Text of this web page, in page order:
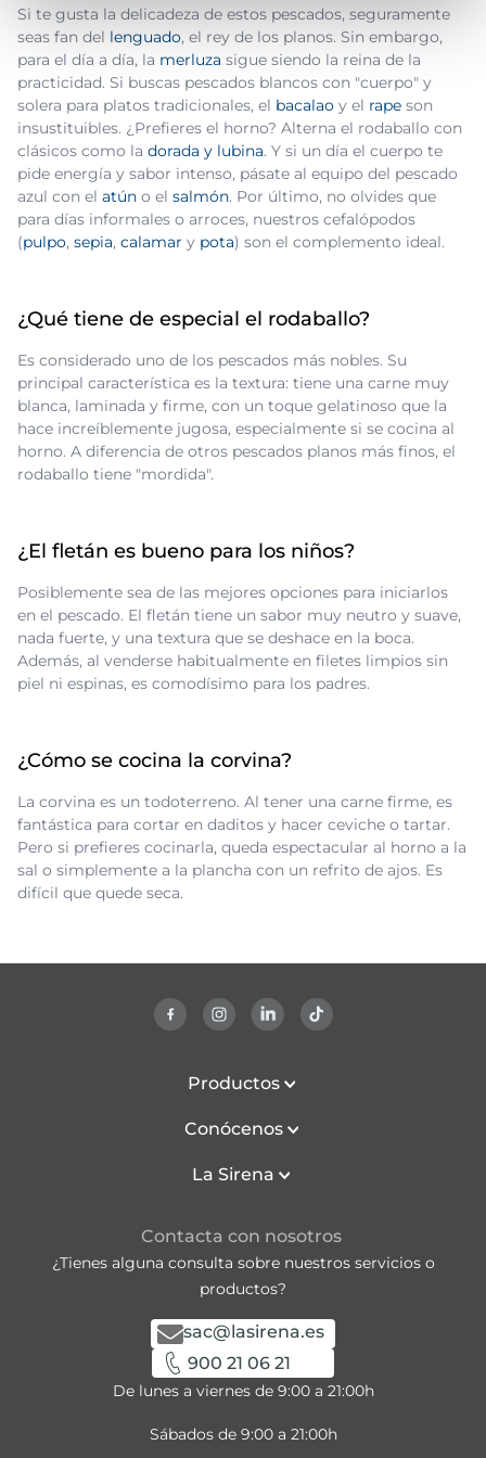
Si te gusta la delicadeza de estos pescados, seguramente
seas fan del lenguado, el rey de los planos. Sin embargo,
para el día a día, la merluza sigue siendo la reina de la
practicidad. Si buscas pescados blancos con "cuerpo" y
solera para platos tradicionales, el bacalao y el rape son
insustituibles. ¿Prefieres el horno? Alterna el rodaballo con
clásicos como la dorada y lubina. Y si un día el cuerpo te
pide energía y sabor intenso, pásate al equipo del pescado
azul con el atún o el salmón. Por último, no olvides que
para días informales o arroces, nuestros cefalópodos
(pulpo, sepia, calamar y pota) son el complemento ideal.
¿Qué tiene de especial el rodaballo?
Es considerado uno de los pescados más nobles. Su
principal característica es la textura: tiene una carne muy
blanca, laminada y firme, con un toque gelatinoso que la
hace increíblemente jugosa, especialmente si se cocina al
horno. A diferencia de otros pescados planos más finos, el
rodaballo tiene "mordida".
¿El fletán es bueno para los niños?
Posiblemente sea de las mejores opciones para iniciarlos
en el pescado. El fletán tiene un sabor muy neutro y suave,
nada fuerte, y una textura que se deshace en la boca.
Además, al venderse habitualmente en filetes limpios sin
piel ni espinas, es comodísimo para los padres.
¿Cómo se cocina la corvina?
La corvina es un todoterreno. Al tener una carne firme, es
fantástica para cortar en daditos y hacer ceviche o tartar.
Pero si prefieres cocinarla, queda espectacular al horno a la
sal o simplemente a la plancha con un refrito de ajos. Es
difícil que quede seca.
Productos
Conócenos
La Sirena
Contacta con nosotros
¿Tienes alguna consulta sobre nuestros servicios o
productos?
sac@lasirena.es
900 21 06 21
De lunes a viernes de 9:00 a 21:00h
Sábados de 9:00 a 21:00h